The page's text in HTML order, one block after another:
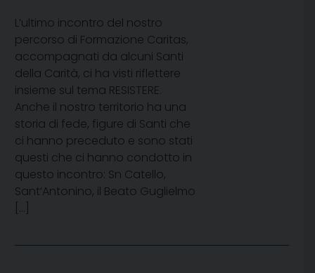
L’ultimo incontro del nostro
percorso di Formazione Caritas,
accompagnati da alcuni Santi
della Carità, ci ha visti riflettere
insieme sul tema RESISTERE.
Anche il nostro territorio ha una
storia di fede, figure di Santi che
ci hanno preceduto e sono stati
questi che ci hanno condotto in
questo incontro: Sn Catello,
Sant’Antonino, il Beato Guglielmo
[…]